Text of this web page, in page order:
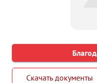
Скачать документы